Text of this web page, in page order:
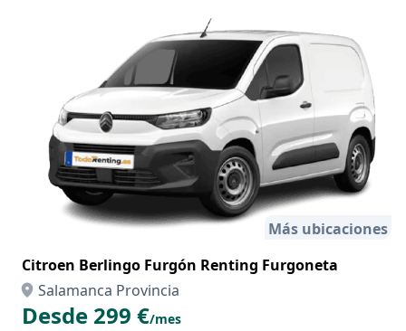
Más ubicaciones
Citroen Berlingo Furgón Renting Furgoneta
Salamanca Provincia
Desde 299 €/mes